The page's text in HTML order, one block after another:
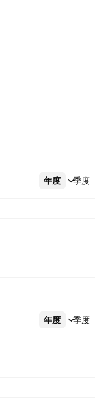
年度 季度
更多
年度 季度
更多